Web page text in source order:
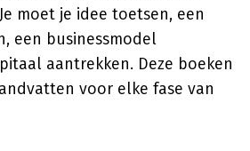
moet je idee toetsen, een
een businessmodel
aantrekken. Deze boeken
voor elke fase van